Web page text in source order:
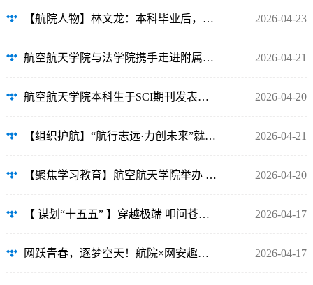
【航院人物】林文龙：本科毕业后，他拿到京东管培生头部Offer 2026-04-23
航空航天学院与法学院携手走进附属小学 开展“中国航天日”科普实践活动 2026-04-21
航空航天学院本科生于SCI期刊发表论文 2026-04-20
【组织护航】“航行志远·力创未来”就业经验分享会成功举办 2026-04-21
【聚焦学习教育】航空航天学院举办 树立和践行正确政绩观学习教育读书班 2026-04-20
【 谋划“十五五” 】穿越极端 叩问苍穹 描绘航空航天学院发展新蓝图 2026-04-17
网跃青春，逐梦空天！航院×网安趣味运动会成功举办 2026-04-17